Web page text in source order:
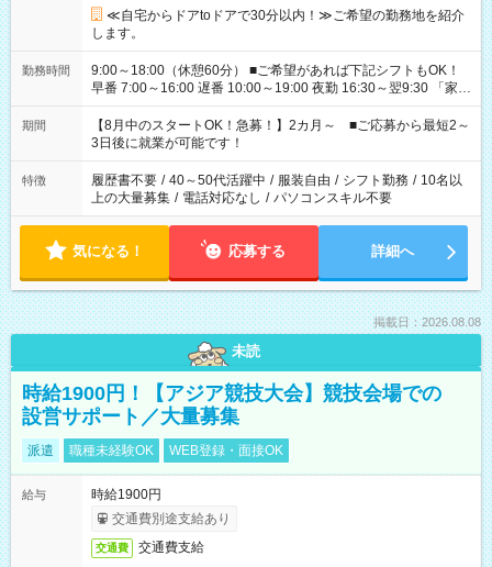
≪自宅からドアtoドアで30分以内！≫ご希望の勤務地を紹介
します。
勤務時間
9:00～18:00（休憩60分） ■ご希望があれば下記シフトもOK！
早番 7:00～16:00 遅番 10:00～19:00 夜勤 16:30～翌9:30 「家族
と休みを合わせたい」 「余裕を持って夕飯の準備がしたい」
「できれば残業はしたくない」 など、ご希望を教えてください
ね。 ※Wワーク希望の方へ 今ご覧のお仕事で希望する勤務時間
と、もう1つのお仕事の勤務時間。 合計で週40時間を超える場
合は応募できません。
期間
【8月中のスタートOK！急募！】2カ月～ ■ご応募から最短2～
3日後に就業が可能です！
特徴 履歴書不要 / 40～50代活躍中 / 服装自由 / シフト勤務 / 10名以
上の大量募集 / 電話対応なし / パソコンスキル不要
気になる！ 応募する 詳細へ
掲載日：2026.08.08
未読
時給1900円！【アジア競技大会】競技会場での
設営サポート／大量募集
派遣 職種未経験OK WEB登録・面接OK
給与
時給1900円
交通費別途支給あり
交通費 交通費支給